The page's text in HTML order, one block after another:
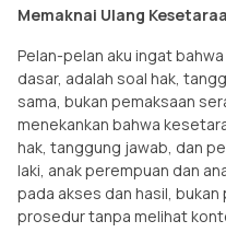
Memaknai Ulang
Pelan-pelan aku ingat
dasar, adalah soal hak,
sama, bukan pemaksaan
menekankan bahwa
hak, tanggung jawab, dan
laki, anak perempuan dan
pada akses dan hasil,
prosedur tanpa melihat